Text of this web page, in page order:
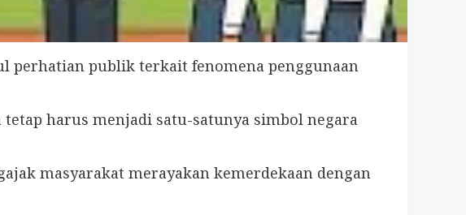
perhatian publik terkait fenomena penggunaan
harus menjadi satu-satunya simbol negara
masyarakat merayakan kemerdekaan dengan